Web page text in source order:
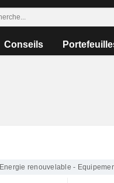
Conseils
Energie renouvelable -